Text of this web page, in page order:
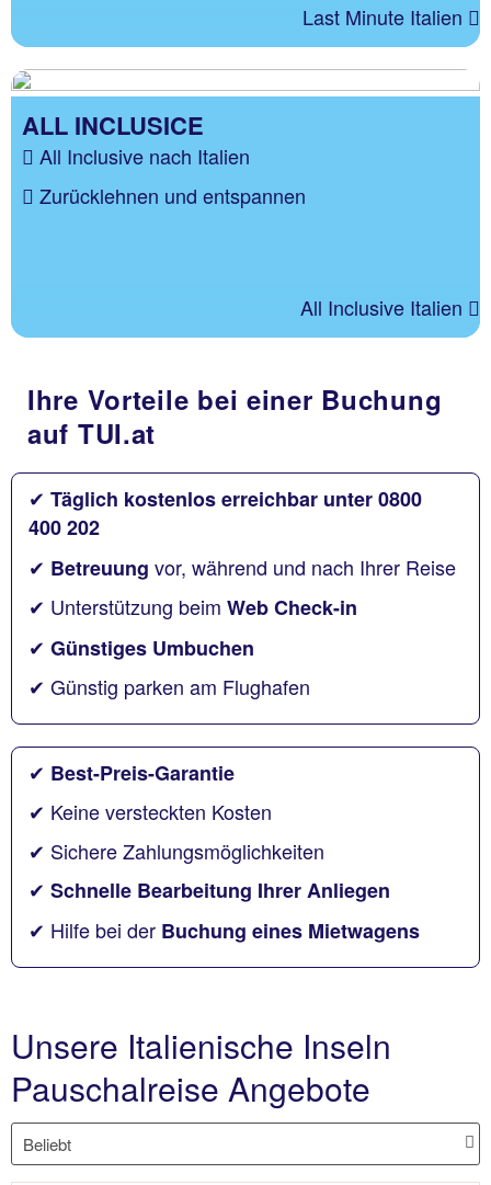
Last Minute Italien
ALL INCLUSICE
All Inclusive nach Italien
Zurücklehnen und entspannen
All Inclusive Italien
Ihre Vorteile bei einer Buchung
auf TUI.at
✔ Täglich kostenlos erreichbar unter 0800
400 202
✔ Betreuung vor, während und nach Ihrer Reise
✔ Unterstützung beim Web Check-in
✔ Günstiges Umbuchen
✔ Günstig parken am Flughafen
✔ Best-Preis-Garantie
✔ Keine versteckten Kosten
✔ Sichere Zahlungsmöglichkeiten
✔ Schnelle Bearbeitung Ihrer Anliegen
✔ Hilfe bei der Buchung eines Mietwagens
Unsere Italienische Inseln
Pauschalreise Angebote